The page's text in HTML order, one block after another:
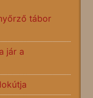
tábor
jár a